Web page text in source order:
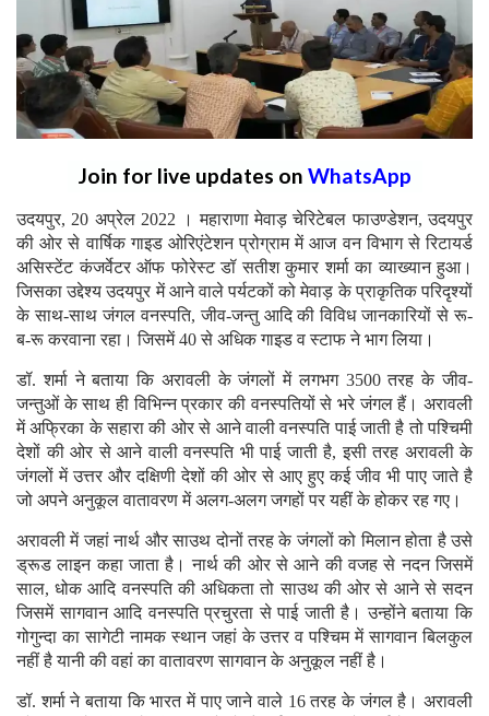
Join for live updates on WhatsApp
उदयपुर, 20 अप्रेल 2022 । महाराणा मेवाड़ चेरिटेबल फाउण्डेशन, उदयपुर
की ओर से वार्षिक गाइड ओरिएंटेशन प्रोग्राम में आज वन विभाग से रिटायर्ड
असिस्टेंट कंजर्वेटर ऑफ फोरेस्ट डॉ सतीश कुमार शर्मा का व्याख्यान हुआ।
जिसका उद्देश्य उदयपुर में आने वाले पर्यटकों को मेवाड़ के प्राकृतिक परिदृश्यों
के साथ-साथ जंगल वनस्पति, जीव-जन्तु आदि की विविध जानकारियों से रू-
ब-रू करवाना रहा। जिसमें 40 से अधिक गाइड व स्टाफ ने भाग लिया।
डॉ. शर्मा ने बताया कि अरावली के जंगलों में लगभग 3500 तरह के जीव-
जन्तुओं के साथ ही विभिन्न प्रकार की वनस्पतियों से भरे जंगल हैं। अरावली
में अफ्रिका के सहारा की ओर से आने वाली वनस्पति पाई जाती है तो पश्चिमी
देशों की ओर से आने वाली वनस्पति भी पाई जाती है, इसी तरह अरावली के
जंगलों में उत्तर और दक्षिणी देशों की ओर से आए हुए कई जीव भी पाए जाते है
जो अपने अनुकूल वातावरण में अलग-अलग जगहों पर यहीं के होकर रह गए।
अरावली में जहां नार्थ और साउथ दोनों तरह के जंगलों को मिलान होता है उसे
ड्रूड लाइन कहा जाता है। नार्थ की ओर से आने की वजह से नदन जिसमें
साल, धोक आदि वनस्पति की अधिकता तो साउथ की ओर से आने से सदन
जिसमें सागवान आदि वनस्पति प्रचुरता से पाई जाती है। उन्होंने बताया कि
गोगुन्दा का सागेटी नामक स्थान जहां के उत्तर व पश्चिम में सागवान बिलकुल
नहीं है यानी की वहां का वातावरण सागवान के अनुकूल नहीं है।
डॉ. शर्मा ने बताया कि भारत में पाए जाने वाले 16 तरह के जंगल है। अरावली